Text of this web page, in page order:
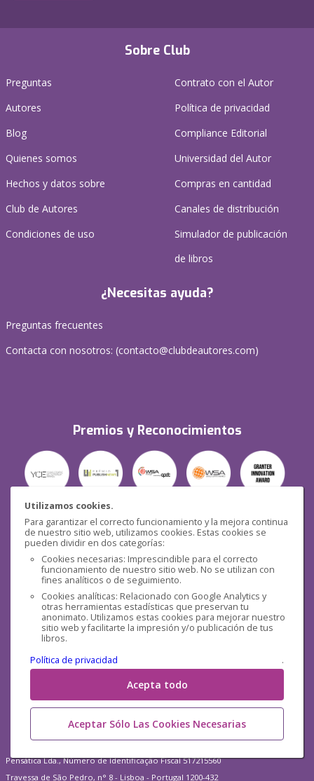
Utilizamos cookies.
Para garantizar el correcto funcionamiento y la mejora continua
de nuestro sitio web, utilizamos cookies. Estas cookies se
pueden dividir en dos categorías:
Cookies necesarias: Imprescindible para el correcto
funcionamiento de nuestro sitio web. No se utilizan con
fines analíticos o de seguimiento.
Cookies analíticas: Relacionado con Google Analytics y
otras herramientas estadísticas que preservan tu
anonimato. Utilizamos estas cookies para mejorar nuestro
sitio web y facilitarte la impresión y/o publicación de tus
libros.
Política de privacidad
.
Acepta todo
Aceptar Sólo Las Cookies Necesarias
Sobre Club
Preguntas
Autores
Blog
Quienes somos
Hechos y datos sobre
Club de Autores
Condiciones de uso
Contrato con el Autor
Política de privacidad
Compliance Editorial
Universidad del Autor
Compras en cantidad
Canales de distribución
Simulador de publicación
de libros
¿Necesitas ayuda?
Preguntas frecuentes
Contacta con nosotros: (contacto@clubdeautores.com)
Premios y Reconocimientos
Seguridad
Redes sociales
Pensática Lda., Número de Identificação Fiscal 517215560
Travessa de São Pedro, n° 8 - Lisboa - Portugal 1200-432